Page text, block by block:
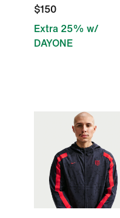
$150
Extra 25% w/
DAYONE